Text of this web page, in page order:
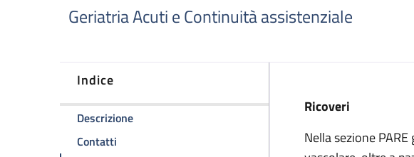
Geriatria Acuti e Continuità assistenziale
Indice
Descrizionedella pagina Sezione PARE
Contatti
Ricoveri
Nella sezione